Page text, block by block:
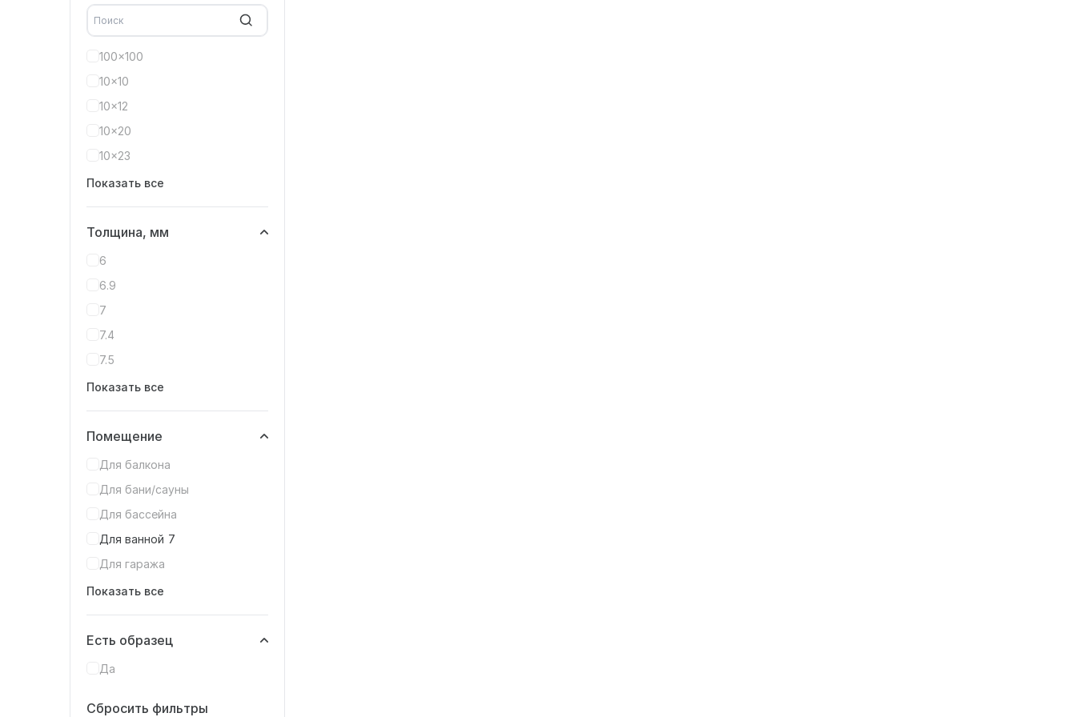
100x100
10x10
10x12
10x20
10x23
Показать все
Толщина, мм
6
6.9
7
7.4
7.5
Показать все
Помещение
Для балкона
Для бани/сауны
Для бассейна
Для ванной 7
Для гаража
Показать все
Есть образец
Да
Сбросить фильтры